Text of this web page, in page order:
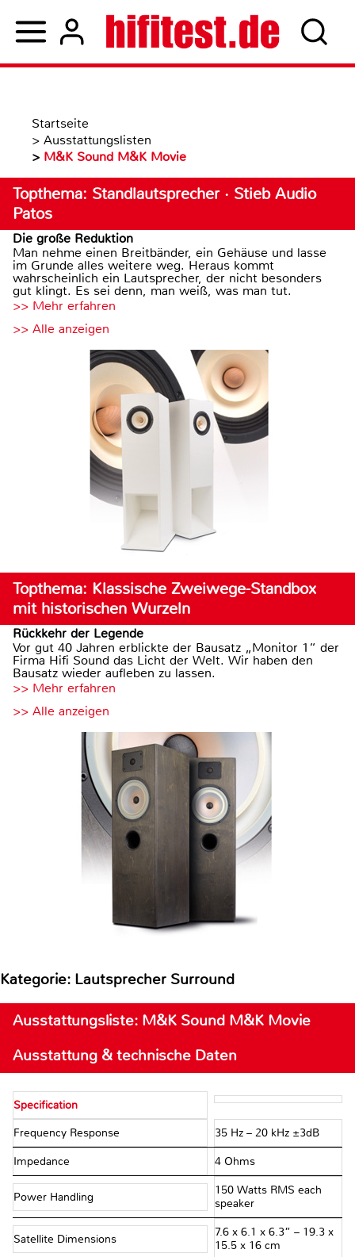
Startseite
> Ausstattungslisten
> M&K Sound M&K Movie
Topthema: Standlautsprecher · Stieb Audio
Patos
Die große Reduktion
Man nehme einen Breitbänder, ein Gehäuse und lasse
im Grunde alles weitere weg. Heraus kommt
wahrscheinlich ein Lautsprecher, der nicht besonders
gut klingt. Es sei denn, man weiß, was man tut.
>> Mehr erfahren
>> Alle anzeigen
Topthema: Klassische Zweiwege-Standbox
mit historischen Wurzeln
Rückkehr der Legende
Vor gut 40 Jahren erblickte der Bausatz „Monitor 1“ der
Firma Hifi Sound das Licht der Welt. Wir haben den
Bausatz wieder aufleben zu lassen.
>> Mehr erfahren
>> Alle anzeigen
Kategorie: Lautsprecher Surround
Ausstattungsliste: M&K Sound M&K Movie
Ausstattung & technische Daten
Specification
Frequency Response 35 Hz – 20 kHz ±3dB
Impedance 4 Ohms
Power Handling
150 Watts RMS each
speaker
Satellite Dimensions
7.6 x 6.1 x 6.3” – 19.3 x
15.5 x 16 cm